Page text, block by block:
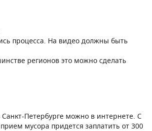
процесса. На видео должны быть
регионов это можно сделать
Петербурге можно в интернете. С
мусора придется заплатить от 300